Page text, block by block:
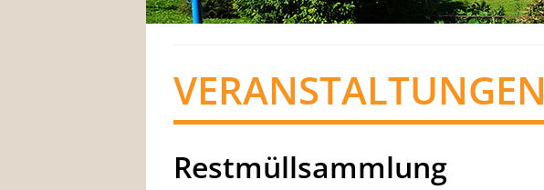
VERANSTALTUNGEN
Restmüllsammlung